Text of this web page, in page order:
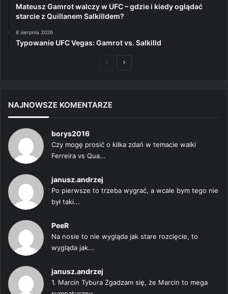
Mateusz Gamrot walczy w UFC – gdzie i kiedy oglądać
starcie z Quillanem Salkilldem?
8 sierpnia 2026
Typowanie UFC Vegas: Gamrot vs. Salkilld
PoprzedniaNastępna
NAJNOWSZE KOMENTARZE
borys2016
Czy mogę prosić o kilka zdań w temacie walki
Ferreira vs Qua...
janusz.andrzej
Po pierwsze to trzeba wygrać, a wcale bym tego nie
był taki...
PeeR
Na nosie to nie wygląda jak stare rozcięcie, to
wygląda jak...
janusz.andrzej
1. Marcin Tybura Zgadzam się, że Marcin to mega